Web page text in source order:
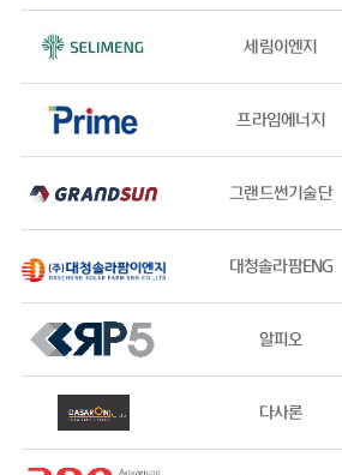
세림이엔지
프라임에너지
그랜드썬기술단
대청솔라팜ENG
알피오
다사론